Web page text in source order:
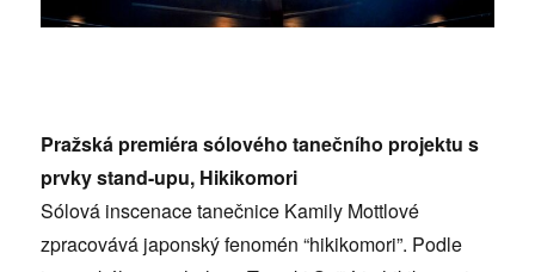
Pražská premiéra sólového tanečního projektu s
prvky stand-upu, Hikikomori
Sólová inscenace tanečnice Kamily Mottlové
zpracovává japonský fenomén “hikikomori”. Podle